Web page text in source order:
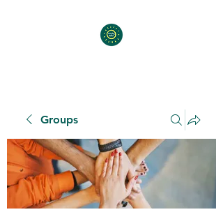
Groups